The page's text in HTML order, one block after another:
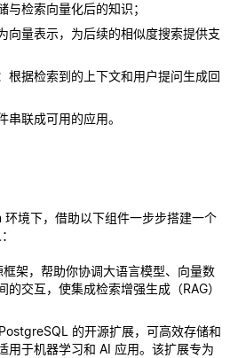
与检索向量化后的知识；
向量表示，为后续的相似度搜索提供支
根据检索到的上下文和用户提问生成回
串联成可用的应用。
境下，借助以下组件一步步搭建一个
框架，帮助你协调大语言模型、向量数
的交互，使集成检索增强生成（RAG）
的开源扩展，可高效存储和
用于机器学习和 AI 应用。该扩展专为